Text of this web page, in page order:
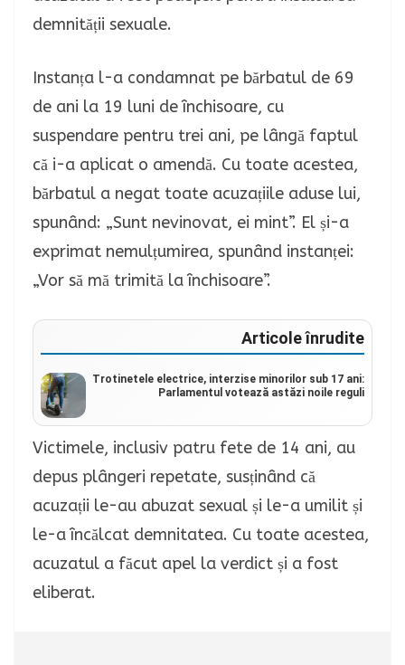
demnității sexuale.
Instanța l-a condamnat pe bărbatul de 69
de ani la 19 luni de închisoare, cu
suspendare pentru trei ani, pe lângă faptul
că i-a aplicat o amendă. Cu toate acestea,
bărbatul a negat toate acuzațiile aduse lui,
spunând: „Sunt nevinovat, ei mint”. El și-a
exprimat nemulțumirea, spunând instanței:
„Vor să mă trimită la închisoare”.
Articole înrudite
Trotinetele electrice, interzise minorilor sub 17 ani:
Parlamentul votează astăzi noile reguli
Victimele, inclusiv patru fete de 14 ani, au
depus plângeri repetate, susținând că
acuzații le-au abuzat sexual și le-a umilit și
le-a încălcat demnitatea. Cu toate acestea,
acuzatul a făcut apel la verdict și a fost
eliberat.